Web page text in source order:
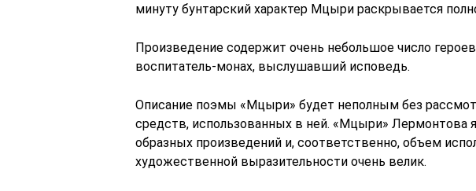
минуту бунтарский характер Мцыри раскрывается
Произведение содержит очень небольшое число
воспитатель-монах, выслушавший исповедь.
Описание поэмы «Мцыри» будет неполным без
средств, использованных в ней. «Мцыри» Лермонтова
образных произведений и, соответственно, объем
художественной выразительности очень велик.